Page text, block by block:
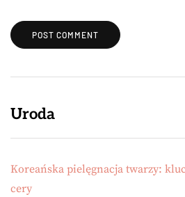
Uroda
Koreańska pielęgnacja twarzy:
cery